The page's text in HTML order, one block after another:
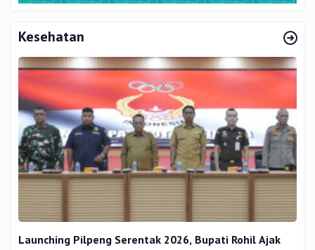
Kesehatan
Launching Pilpeng Serentak 2026, Bupati Rohil Ajak